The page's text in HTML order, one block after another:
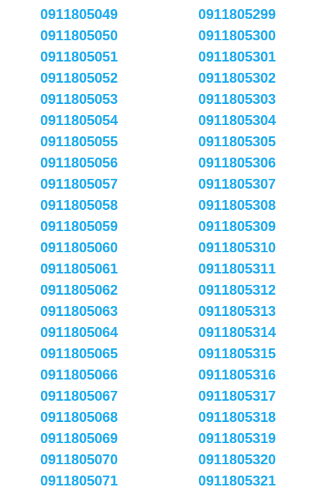
0911805049
0911805050
0911805051
0911805052
0911805053
0911805054
0911805055
0911805056
0911805057
0911805058
0911805059
0911805060
0911805061
0911805062
0911805063
0911805064
0911805065
0911805066
0911805067
0911805068
0911805069
0911805070
0911805071
0911805299
0911805300
0911805301
0911805302
0911805303
0911805304
0911805305
0911805306
0911805307
0911805308
0911805309
0911805310
0911805311
0911805312
0911805313
0911805314
0911805315
0911805316
0911805317
0911805318
0911805319
0911805320
0911805321